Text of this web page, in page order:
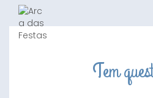
Tem